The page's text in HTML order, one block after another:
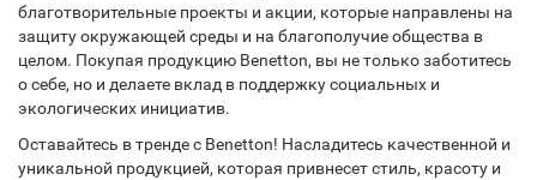
благотворительные проекты и акции, которые направлены на
защиту окружающей среды и на благополучие общества в
целом. Покупая продукцию Benetton, вы не только заботитесь
о себе, но и делаете вклад в поддержку социальных и
экологических инициатив.
Оставайтесь в тренде с Benetton! Насладитесь качественной и
уникальной продукцией, которая привнесет стиль, красоту и